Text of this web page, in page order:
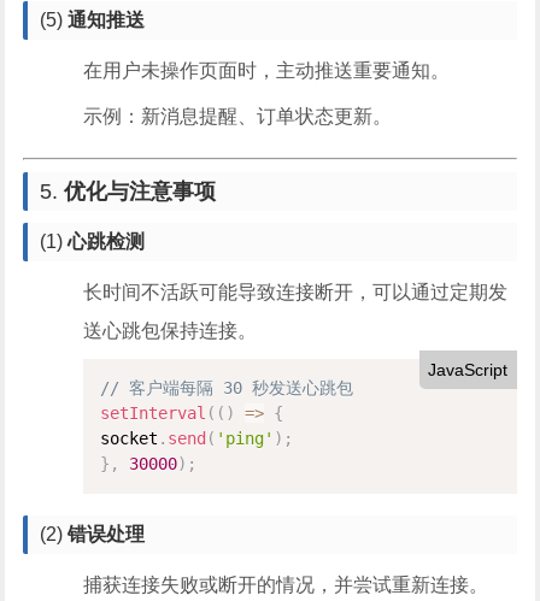
(5)通知推送
在用户未操作页面时，主动推送重要通知。
示例：新消息提醒、订单状态更新。
5.优化与注意事项
(1)心跳检测
长时间不活跃可能导致连接断开，可以通过定期发
送心跳包保持连接。
JavaScript
// 客户端每隔 30 秒发送心跳包
setInterval ( ( ) => {
socket . send ( 'ping' ) ;
} , 30000) ;
(2)错误处理
捕获连接失败或断开的情况，并尝试重新连接。